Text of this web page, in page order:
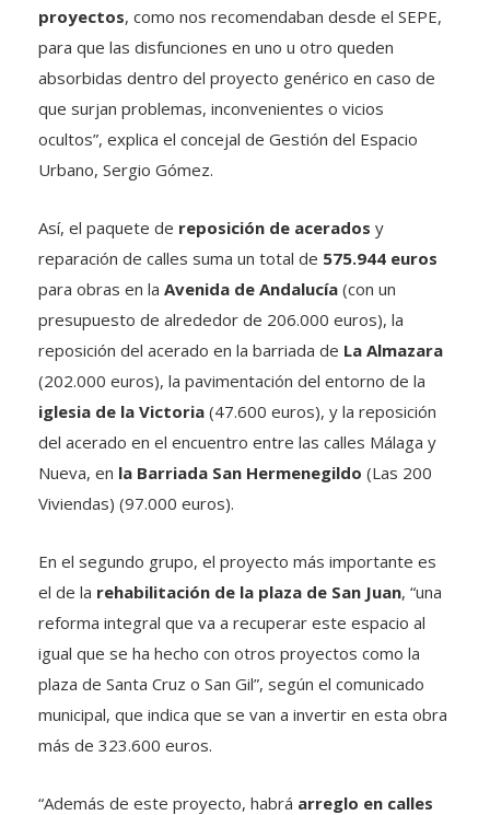
proyectos, como nos recomendaban desde el SEPE,
para que las disfunciones en uno u otro queden
absorbidas dentro del proyecto genérico en caso de
que surjan problemas, inconvenientes o vicios
ocultos”, explica el concejal de Gestión del Espacio
Urbano, Sergio Gómez.
Así, el paquete de reposición de acerados y
reparación de calles suma un total de 575.944 euros
para obras en la Avenida de Andalucía (con un
presupuesto de alrededor de 206.000 euros), la
reposición del acerado en la barriada de La Almazara
(202.000 euros), la pavimentación del entorno de la
iglesia de la Victoria (47.600 euros), y la reposición
del acerado en el encuentro entre las calles Málaga y
Nueva, en la Barriada San Hermenegildo (Las 200
Viviendas) (97.000 euros).
En el segundo grupo, el proyecto más importante es
el de la rehabilitación de la plaza de San Juan, “una
reforma integral que va a recuperar este espacio al
igual que se ha hecho con otros proyectos como la
plaza de Santa Cruz o San Gil”, según el comunicado
municipal, que indica que se van a invertir en esta obra
más de 323.600 euros.
“Además de este proyecto, habrá arreglo en calles